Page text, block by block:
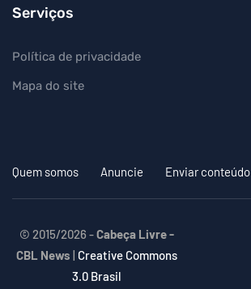
Serviços
Política de privacidade
Mapa do site
Quem somos Anuncie Enviar conteúdo
© 2015/2026 -Cabeça Livre -
CBL News | Creative Commons
3.0 Brasil